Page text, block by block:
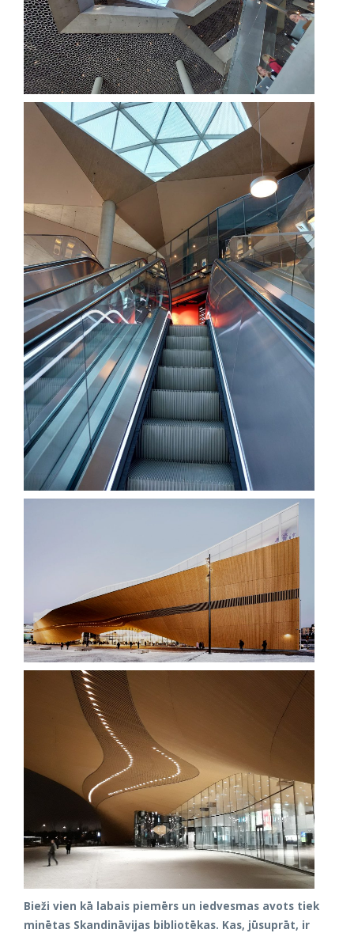
Bieži vien kā labais piemērs un iedvesmas avots tiek
minētas Skandināvijas bibliotēkas. Kas, jūsuprāt, ir